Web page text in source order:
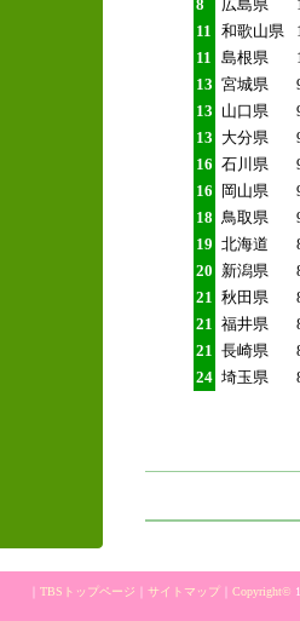
8
広島県
11
和歌山県
11
島根県
13 宮城県
13 山口県
13 大分県
16 石川県
16
岡山県
18 鳥取県
19 北海道
20 新潟県
21 秋田県
21 福井県
21 長崎県
24 埼玉県
TBSトップページ サイトマップ｜ Copyright©